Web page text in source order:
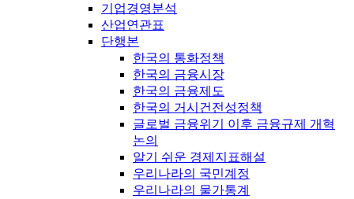
기업경영분석
산업연관표
단행본
한국의 통화정책
한국의 금융시장
한국의 금융제도
한국의 거시건전성정책
글로벌 금융위기 이후 금융규제 개혁
논의
알기 쉬운 경제지표해설
우리나라의 국민계정
우리나라의 물가통계